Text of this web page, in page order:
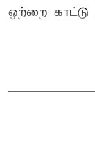
ஒற்றை காட்டு